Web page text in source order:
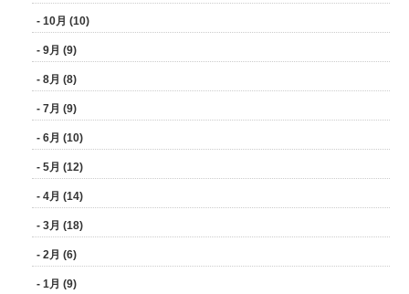
- 10月 (10)
- 9月 (9)
- 8月 (8)
- 7月 (9)
- 6月 (10)
- 5月 (12)
- 4月 (14)
- 3月 (18)
- 2月 (6)
- 1月 (9)